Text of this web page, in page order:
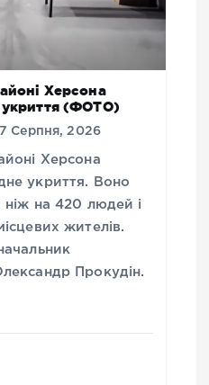
Херсона
(ФОТО)
7 Серпня, 2026
Херсона
укриття. Воно
ніж на 420 людей і
жителів.
Прокудін.